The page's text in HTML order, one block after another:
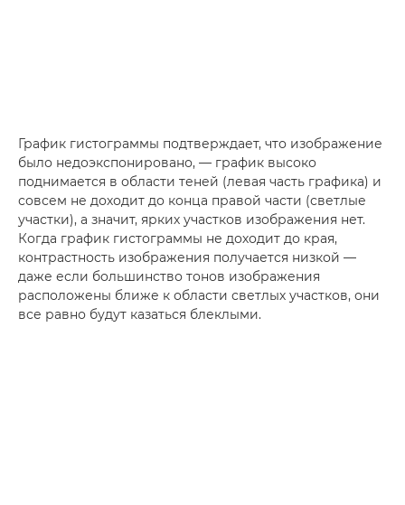
График гистограммы подтверждает, что изображение
было недоэкспонировано, — график высоко
поднимается в области теней (левая часть графика) и
совсем не доходит до конца правой части (светлые
участки), а значит, ярких участков изображения нет.
Когда график гистограммы не доходит до края,
контрастность изображения получается низкой —
даже если большинство тонов изображения
расположены ближе к области светлых участков, они
все равно будут казаться блеклыми.